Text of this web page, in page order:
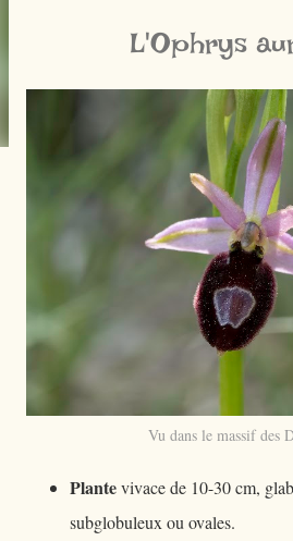
L'Ophrys
Vu dans le massif des
Plantevivace de 10-30 cm,
subglobuleux ou ovales.